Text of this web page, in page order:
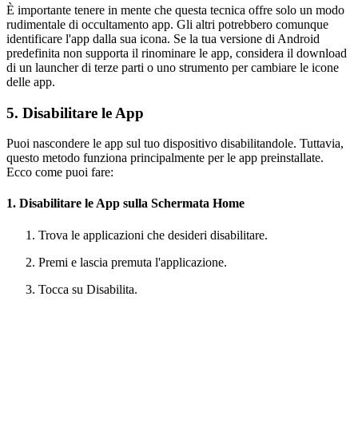
È importante tenere in mente che questa tecnica offre solo un modo
rudimentale di occultamento app. Gli altri potrebbero comunque
identificare l'app dalla sua icona. Se la tua versione di Android
predefinita non supporta il rinominare le app, considera il download
di un launcher di terze parti o uno strumento per cambiare le icone
delle app.
5. Disabilitare le App
Puoi nascondere le app sul tuo dispositivo disabilitandole. Tuttavia,
questo metodo funziona principalmente per le app preinstallate.
Ecco come puoi fare:
1. Disabilitare le App sulla Schermata Home
Trova le applicazioni che desideri disabilitare.
Premi e lascia premuta l'applicazione.
Tocca su Disabilita.